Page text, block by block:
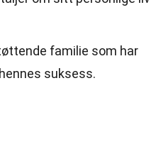
familie som har
suksess.